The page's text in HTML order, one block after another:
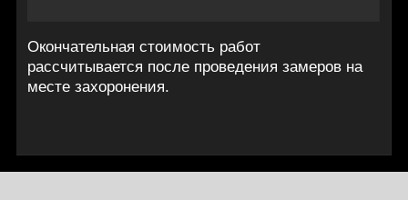
Окончательная стоимость работ
рассчитывается после проведения замеров на
месте захоронения.